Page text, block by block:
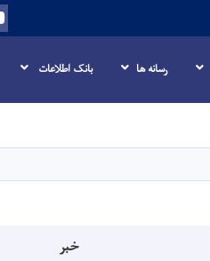
content
رسانه ها بانک اطلاعات
خبر